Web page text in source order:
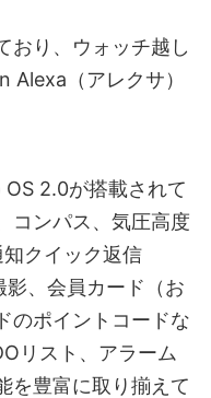
おり、ウォッチ越し
Alexa（アレクサ）
2.0が搭載されて
コンパス、気圧高度
クイック返信
影、会員カード（お
のポイントコードな
リスト、アラーム
を豊富に取り揃えて